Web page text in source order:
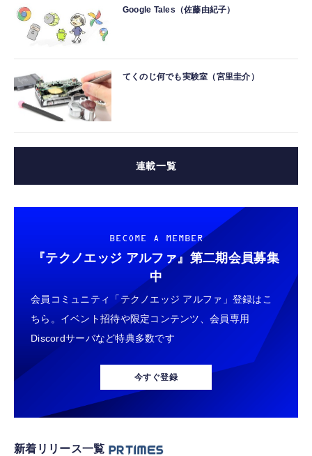
Google Tales（佐藤由紀子）
てくのじ何でも実験室（宮里圭介）
連載一覧
BECOME A MEMBER
『テクノエッジ アルファ』 第二期会員募集
中
会員コミュニティ「テクノエッジ アルファ」登録はこ
ちら。イベント招待や限定コンテンツ、会員専用
Discordサーバなど特典多数です
今すぐ登録
新着リリース一覧